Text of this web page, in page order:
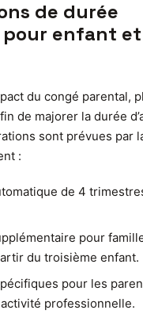
de durée
pour enfant
du congé parental,
de majorer la durée
sont prévues par
:
de 4
pour
du troisième enfant.
pour les
professionnelle.